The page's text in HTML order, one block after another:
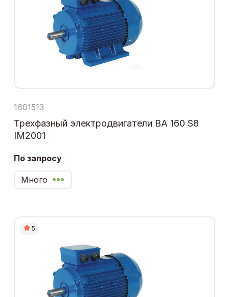
1601513
Трехфазный электродвигатели ВА 160 S8
IM2001
По запросу
Много
5